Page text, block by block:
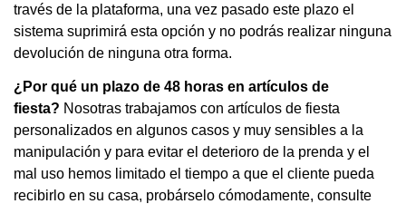
través de la plataforma, una vez pasado este plazo el
sistema suprimirá esta opción y no podrás realizar ninguna
devolución de ninguna otra forma.
¿Por qué un plazo de 48 horas en artículos de
fiesta? Nosotras trabajamos con artículos de fiesta
personalizados en algunos casos y muy sensibles a la
manipulación y para evitar el deterioro de la prenda y el
mal uso hemos limitado el tiempo a que el cliente pueda
recibirlo en su casa, probárselo cómodamente, consulte